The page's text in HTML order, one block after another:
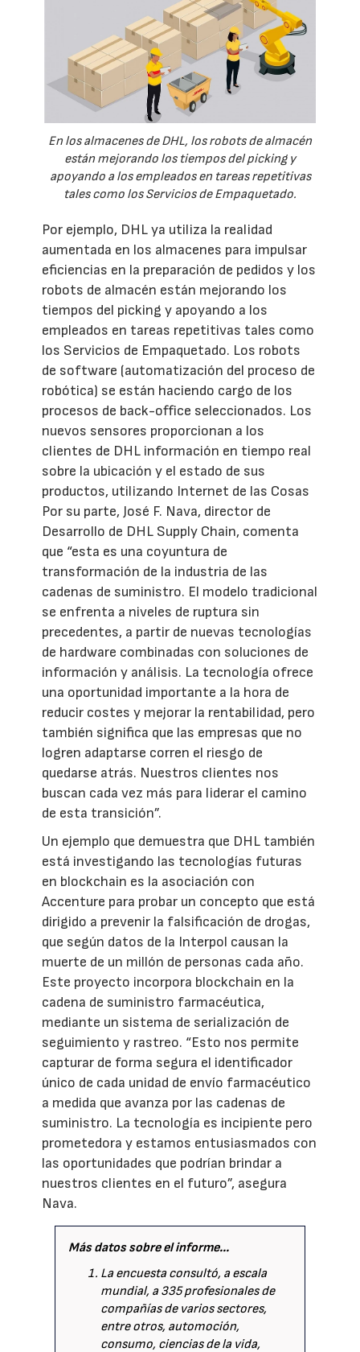
En los almacenes de DHL, los robots de almacén
están mejorando los tiempos del picking y
apoyando a los empleados en tareas repetitivas
tales como los Servicios de Empaquetado.
Por ejemplo, DHL ya utiliza la realidad
aumentada en los almacenes para impulsar
eficiencias en la preparación de pedidos y los
robots de almacén están mejorando los
tiempos del picking y apoyando a los
empleados en tareas repetitivas tales como
los Servicios de Empaquetado. Los robots
de software (automatización del proceso de
robótica) se están haciendo cargo de los
procesos de back-office seleccionados. Los
nuevos sensores proporcionan a los
clientes de DHL información en tiempo real
sobre la ubicación y el estado de sus
productos, utilizando Internet de las Cosas
Por su parte, José F. Nava, director de
Desarrollo de DHL Supply Chain, comenta
que “esta es una coyuntura de
transformación de la industria de las
cadenas de suministro. El modelo tradicional
se enfrenta a niveles de ruptura sin
precedentes, a partir de nuevas tecnologías
de hardware combinadas con soluciones de
información y análisis. La tecnología ofrece
una oportunidad importante a la hora de
reducir costes y mejorar la rentabilidad, pero
también significa que las empresas que no
logren adaptarse corren el riesgo de
quedarse atrás. Nuestros clientes nos
buscan cada vez más para liderar el camino
de esta transición”.
Un ejemplo que demuestra que DHL también
está investigando las tecnologías futuras
en blockchain es la asociación con
Accenture para probar un concepto que está
dirigido a prevenir la falsificación de drogas,
que según datos de la Interpol causan la
muerte de un millón de personas cada año.
Este proyecto incorpora blockchain en la
cadena de suministro farmacéutica,
mediante un sistema de serialización de
seguimiento y rastreo. “Esto nos permite
capturar de forma segura el identificador
único de cada unidad de envío farmacéutico
a medida que avanza por las cadenas de
suministro. La tecnología es incipiente pero
prometedora y estamos entusiasmados con
las oportunidades que podrían brindar a
nuestros clientes en el futuro”, asegura
Nava.
Más datos sobre el informe...
La encuesta consultó, a escala
mundial, a 335 profesionales de
compañías de varios sectores,
entre otros, automoción,
consumo, ciencias de la vida,